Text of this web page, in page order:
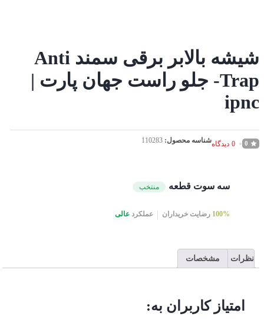
شیشه بالابر برقی سمند Anti
Trap- جلو راست جهان پارت |
ipnc
0
0 دیدگاهشناسه محصول: 110283
سه سوت قطعه منتخب
100% رضایت خریداران عملکرد عالی
نظرات مشخصات
امتیاز کاربران به: